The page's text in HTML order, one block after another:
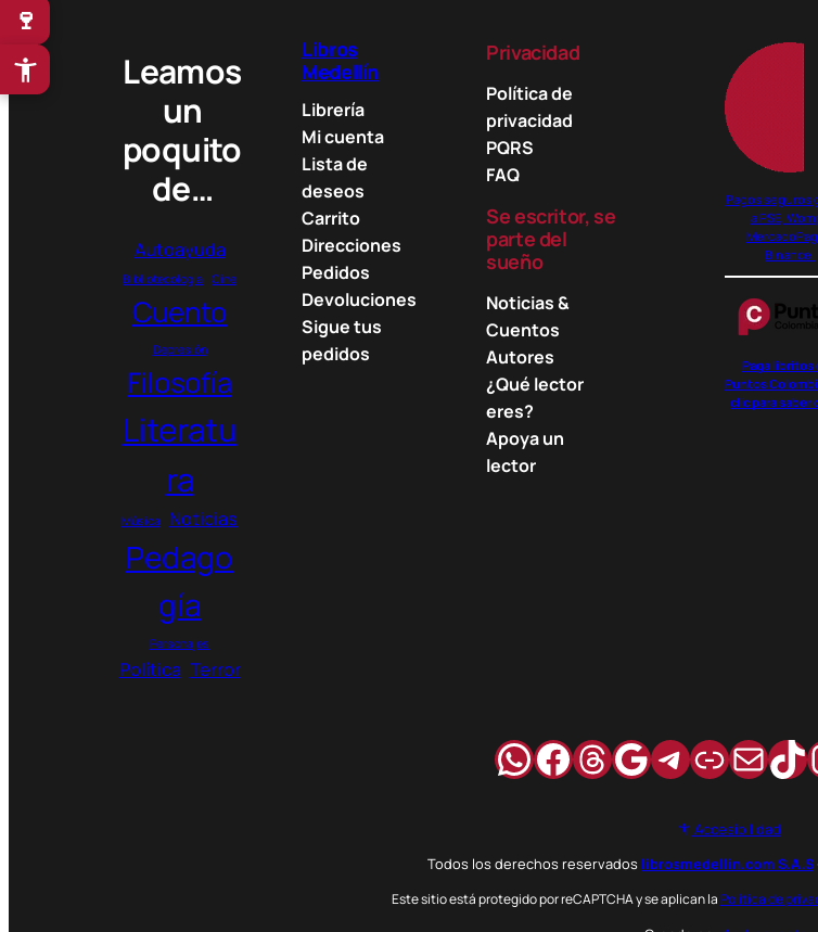
c
a
7
2
.
9
0
$
c
e
s
9
0
0
0
Leamos
un
poquito
de…
Autoayuda
Bibliotecología Cine
Cuento
Depresión
Filosofía
Literatu
ra
Música Noticias
Pedago
gía
Personajes
Política Terror
Libros
Medellín
Librería
Mi cuenta
Lista de
deseos
Carrito
Direcciones
Pedidos
Devoluciones
Sigue tus
pedidos
Privacidad
Política de
privacidad
PQRS
FAQ
Se escritor, se
parte del
sueño
Noticias &
Cuentos
Autores
¿Qué lector
eres?
Apoya un
lector
Pagos seguros
a PSE,
Binance.
Paga libritos
Puntos
clic para saber
WhatsApp
Facebook
Hilos
Google
Telegram
Enlace
Accesibilidad
Todos los derechos reservados librosmedellin.com S.A.S
Este sitio está protegido por reCAPTCHA y se aplican laPolítica de
🍷